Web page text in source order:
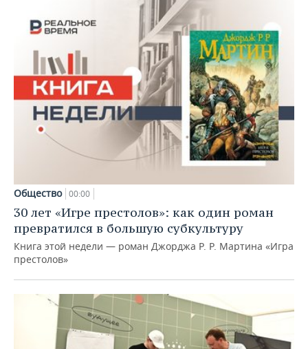
Общество 00:00
30 лет «Игре престолов»: как один роман
превратился в большую субкультуру
Книга этой недели — роман Джорджа Р. Р. Мартина «Игра
престолов»